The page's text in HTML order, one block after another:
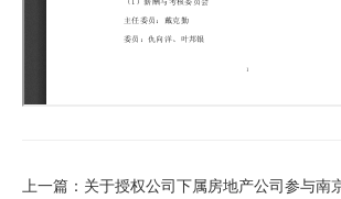
上一篇： 关于授权公司下属房地产公司参与南